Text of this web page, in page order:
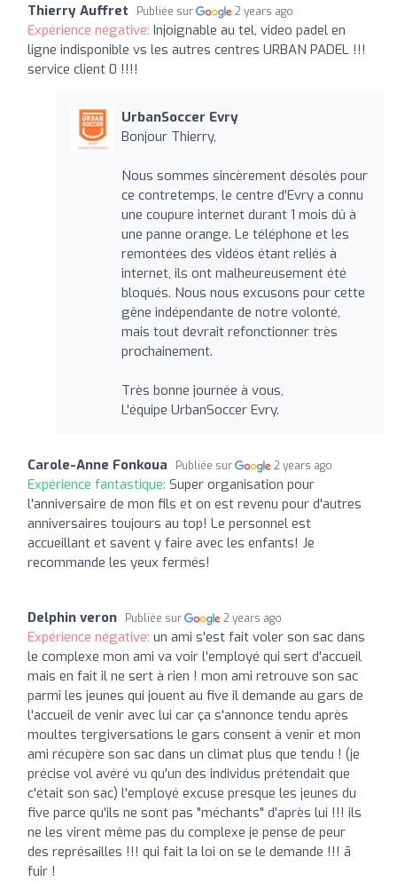
Thierry Auffret Publiée sur 2 years ago
Expérience négative: Injoignable au tel, video padel en
ligne indisponible vs les autres centres URBAN PADEL !!!
service client 0 !!!!
UrbanSoccer Evry
Bonjour Thierry,
Nous sommes sincèrement désolés pour
ce contretemps, le centre d'Evry a connu
une coupure internet durant 1 mois dû à
une panne orange. Le téléphone et les
remontées des vidéos étant reliés à
internet, ils ont malheureusement été
bloqués. Nous nous excusons pour cette
gêne indépendante de notre volonté,
mais tout devrait refonctionner très
prochainement.
Très bonne journée à vous,
L'équipe UrbanSoccer Evry.
Carole-Anne Fonkoua Publiée sur 2 years ago
Expérience fantastique: Super organisation pour
l'anniversaire de mon fils et on est revenu pour d'autres
anniversaires toujours au top! Le personnel est
accueillant et savent y faire avec les enfants! Je
recommande les yeux fermés!
Delphin veron Publiée sur 2 years ago
Expérience négative: un ami s'est fait voler son sac dans
le complexe mon ami va voir l'employé qui sert d'accueil
mais en fait il ne sert à rien ! mon ami retrouve son sac
parmi les jeunes qui jouent au five il demande au gars de
l'accueil de venir avec lui car ça s'annonce tendu après
moultes tergiversations le gars consent à venir et mon
ami récupère son sac dans un climat plus que tendu ! (je
précise vol avéré vu qu'un des individus prétendait que
c'était son sac) l'employé excuse presque les jeunes du
five parce qu'ils ne sont pas "méchants" d'après lui !!! ils
ne les virent même pas du complexe je pense de peur
des représailles !!! qui fait la loi on se le demande !!! ã
fuir !